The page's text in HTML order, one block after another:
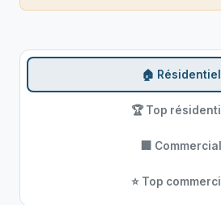
🏠 Résidentiel
🏆 Top
🏢 Commercial
⭐ Top